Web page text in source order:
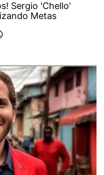
Sergio 'Chello'
Metas